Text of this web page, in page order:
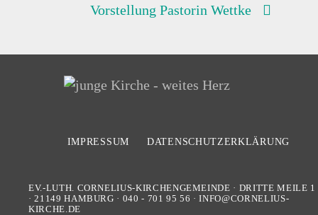
Vorstellung Pastorin Wettke
IMPRESSUM DATENSCHUTZERKLÄRUNG
EV.-LUTH. CORNELIUS-KIRCHENGEMEINDE · DRITTE MEILE 1
·21149 HAMBURG · 040 - 701 95 56 ·INFO@CORNELIUS-
KIRCHE.DE